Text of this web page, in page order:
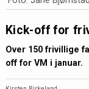
Kick-off for
Over 150 frivillige
off for VM i januar.